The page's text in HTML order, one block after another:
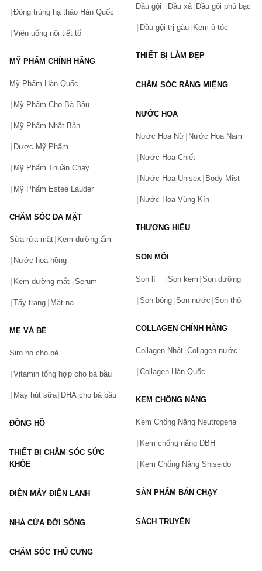
Bạn gặp vấn đề về sản phẩm hay mua hàng?
Hãy báo lỗi cho chúng tôi. Hoặc gọi cho chúng tôi qua số
Vấn đề(*)
Đông trùng hạ thảo Hàn Quốc
Viên uống nội tiết tố
MỸ PHẨM CHÍNH HÃNG
Mỹ Phẩm Hàn Quốc
Mỹ Phẩm Cho Bà Bầu
Mỹ Phẩm Nhật Bản
Dược Mỹ Phẩm
Mỹ Phẩm Thuần Chay
Mỹ Phẩm Estee Lauder
CHĂM SÓC DA MẶT
Sữa rửa mặt Kem dưỡng ẩm
Nước hoa hồng
Kem dưỡng mắt Serum
Tẩy trang Mặt nạ
MẸ VÀ BÉ
Siro ho cho bé
Vitamin tổng hợp cho bà bầu
Máy hút sữa DHA cho bà bầu
ĐỒNG HỒ
THIẾT BỊ CHĂM SÓC SỨC
KHỎE
ĐIỆN MÁY ĐIỆN LẠNH
NHÀ CỬA ĐỜI SỐNG
CHĂM SÓC THÚ CƯNG
Dầu gội Dầu xả Dầu gội phủ bạc
Dầu gội trị gàu Kem ủ tóc
THIẾT BỊ LÀM ĐẸP
CHĂM SÓC RĂNG MIỆNG
NƯỚC HOA
Nước Hoa Nữ Nước Hoa Nam
Nước Hoa Chiết
Nước Hoa Unisex Body Mist
Nước Hoa Vùng Kín
THƯƠNG HIỆU
SON MÔI
Son lì Son kem Son dưỡng
Son bóng Son nước Son thỏi
COLLAGEN CHÍNH HÃNG
Collagen Nhật Collagen nước
Collagen Hàn Quốc
KEM CHỐNG NẮNG
Kem Chống Nắng Neutrogena
Kem chống nắng DBH
Kem Chống Nắng Shiseido
SẢN PHẨM BÁN CHẠY
SÁCH TRUYỆN